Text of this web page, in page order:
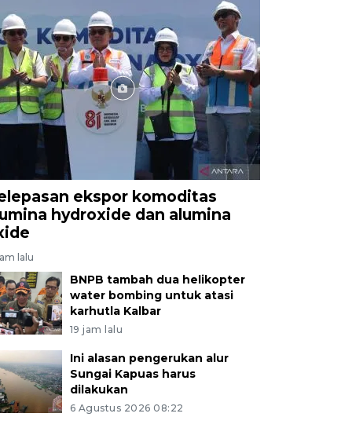
ekspor komoditas
hydroxide dan alumina
lalu
BNPB tambah dua helikopter
water bombing untuk atasi
karhutla Kalbar
19 jam lalu
Ini alasan pengerukan alur
Sungai Kapuas harus
dilakukan
6 Agustus 2026 08:22